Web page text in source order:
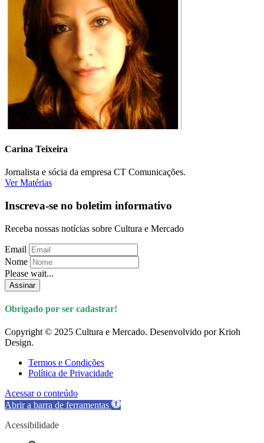
Carina Teixeira
Jornalista e sócia da empresa CT Comunicações.
Ver Matérias
Inscreva-se no boletim informativo
Receba nossas notícias sobre Cultura e Mercado
Email
Nome
Please wait...
Assinar
Obrigado por ser cadastrar!
Copyright © 2025 Cultura e Mercado. Desenvolvido por Krioh
Design.
Termos e Condições
Política de Privacidade
Acessar o conteúdo
Abrir a barra de ferramentas
Acessibilidade